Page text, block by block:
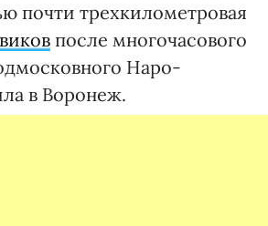
почти трехкилометровая
после многочасового
Наро-
в Воронеж.